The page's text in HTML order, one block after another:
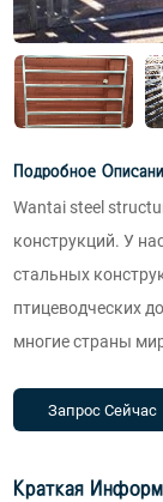
Подробное
Wantai steel
конструкций. У
стальных
птицеводческих
многие страны
Запрос Сейчас
Краткая